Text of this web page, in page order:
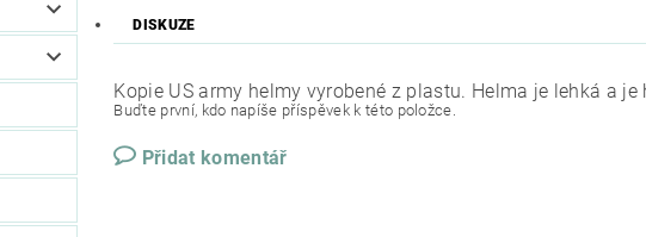
DISKUZE
Kopie US army helmy vyrobené z plastu. Helma je lehká a
Buďte první, kdo napíše příspěvek k této položce.
Přidat komentář